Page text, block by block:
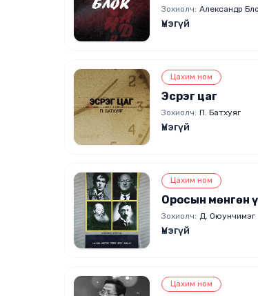
Зохиолч: Александр
Үнэгүй
Цахим ном
Эсрэг цаг
Зохиолч: П. Батхуяг
Үнэгүй
Цахим ном
Оросын мөнгөн
Зохиолч: Д. Оюунчимэг
Үнэгүй
Цахим ном